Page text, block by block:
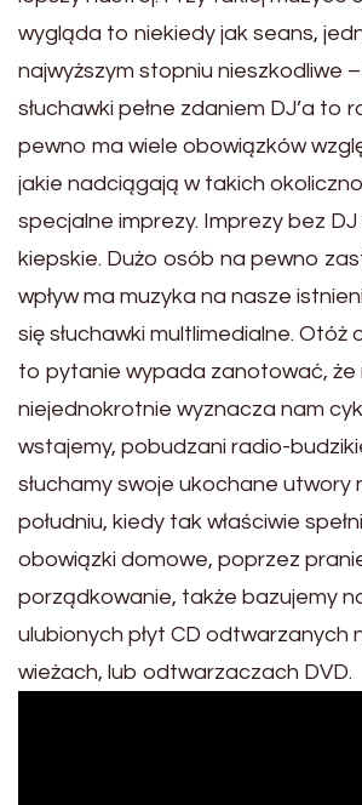
wygląda to niekiedy jak seans,
najwyższym stopniu nieszkodliwe
słuchawki pełne zdaniem DJ’a to
pewno ma wiele obowiązków
jakie nadciągają w takich
specjalne imprezy. Imprezy bez
kiepskie. Dużo osób na pewno
wpływ ma muzyka na nasze
się słuchawki multlimedialne.
to pytanie wypada zanotować, że
niejednokrotnie wyznacza nam
wstajemy, pobudzani radio-
słuchamy swoje ukochane utwory
południu, kiedy tak właściwie
obowiązki domowe, poprzez
porządkowanie, także bazujemy
ulubionych płyt CD odtwarzanych
wieżach, lub odtwarzaczach DVD.